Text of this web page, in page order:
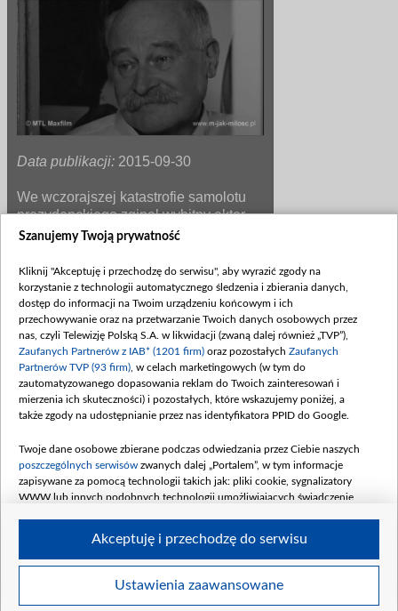
Data publikacji: 2015-09-30
We wczorajszej katastrofie samolotu
prezydenckiego zginął wybitny aktor
filmowy i teatralny - Janusz Zakrzeński.
goszczenia Go w naszym serialu.
Zagrał profesora Michała Dziduszko -
postać, którą sam był - patriotę,
mężczyznę o nieskazitelnym i
bezkompromisowym systemie
wartości, mentora młodzieży, któremu
sprawy Polskie zawsze były bardzo
bliskie... Dlatego też nie mogło go
zabraknąć na obchodach w Katyniu. A
Zapraszamy do obejrzenia wybranych scen i
wspomnienia fantastycznej roli, jaką Św.P. Janusz
regulamin tvp.pl pomoc polityka prywatności
redakcja
newsletter kontakt
Szanujemy Twoją prywatność
Kliknij "Akceptuję i przechodzę do serwisu", aby wyrazić zgody na
korzystanie z technologii automatycznego śledzenia i zbierania danych,
dostęp do informacji na Twoim urządzeniu końcowym i ich
przechowywanie oraz na przetwarzanie Twoich danych osobowych przez
nas, czyli Telewizję Polską S.A. w likwidacji (zwaną dalej również „TVP”),
Zaufanych Partnerów z IAB* (1201 firm) oraz pozostałych Zaufanych
Partnerów TVP (93 firm) , w celach marketingowych (w tym do
zautomatyzowanego dopasowania reklam do Twoich zainteresowań i
mierzenia ich skuteczności) i pozostałych, które wskazujemy poniżej, a
także zgody na udostępnianie przez nas identyfikatora PPID do Google.
Twoje dane osobowe zbierane podczas odwiedzania przez Ciebie naszych
poszczególnych serwisów zwanych dalej „Portalem”, w tym informacje
zapisywane za pomocą technologii takich jak: pliki cookie, sygnalizatory
WWW lub innych podobnych technologii umożliwiających świadczenie
Twoje dane osobowe zbierane podczas odwiedzania przez Ciebie
Ustawienia zaawansowane
Akceptuję i przechodzę do serwisu